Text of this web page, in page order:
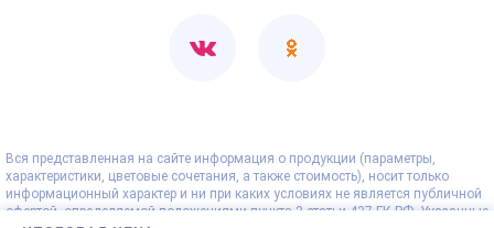
Вся представленная на сайте информация о продукции (параметры,
характеристики, цветовые сочетания, а также стоимость), носит только
информационный характер и ни при каких условиях не является публичной
офертой, определяемой положениями пункта 2 статьи 437 ГК РФ. Указанные